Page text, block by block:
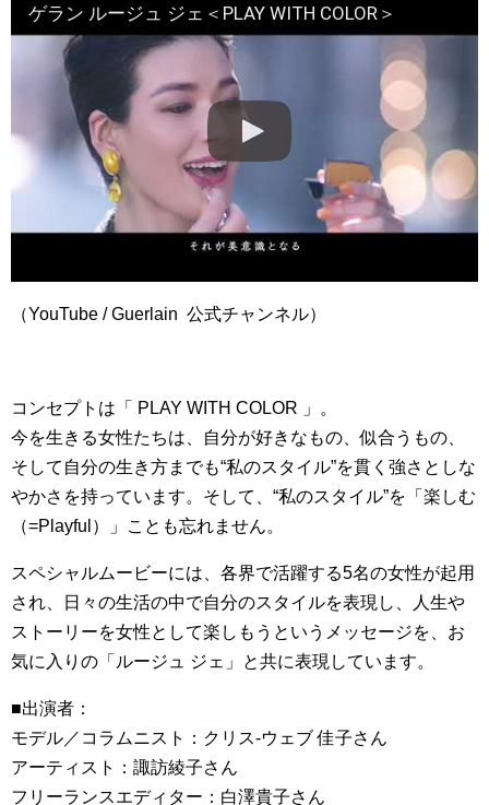
ゲラン ルージュ ジェ＜PLAY WITH COLOR＞
（YouTube / Guerlain 公式チャンネル）
コンセプトは「 PLAY WITH COLOR 」。
今を生きる女性たちは、自分が好きなもの、似合うもの、
そして自分の生き方までも“私のスタイル”を貫く強さとしな
やかさを持っています。そして、“私のスタイル”を「楽しむ
（=Playful）」ことも忘れません。
スペシャルムービーには、各界で活躍する5名の女性が起用
され、日々の生活の中で自分のスタイルを表現し、人生や
ストーリーを女性として楽しもうというメッセージを、お
気に入りの「ルージュ ジェ」と共に表現しています。
■出演者：
モデル／コラムニスト：クリス-ウェブ 佳子さん
アーティスト：諏訪綾子さん
フリーランスエディター：白澤貴子さん